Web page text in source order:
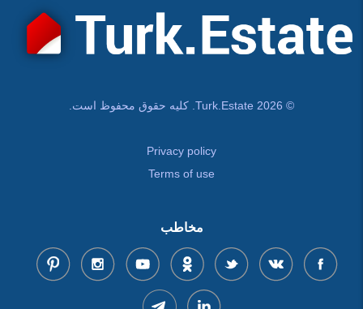
© Turk.Estate 2026. کلیه حقوق محفوظ است.
Privacy policy
Terms of use
مخاطب